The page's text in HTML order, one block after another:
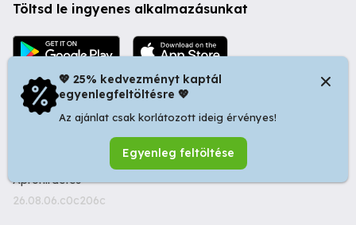
Töltsd le ingyenes alkalmazásunkat
© 2026 Startapró S.R.L. | Bulevardul Dacia nr 34, Oradea
410346, Romania | Tax ID: RO44483373 -
Ingyenes
Apróhirdetés
26.08.06.c0c206c
💖 25% kedvezményt kaptál
egyenlegfeltöltésre 💖
Az ajánlat csak korlátozott ideig érvényes!
Egyenleg feltöltése